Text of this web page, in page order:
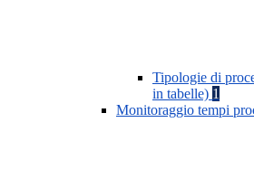
Tipologie di
in tabelle) 1
Monitoraggio tempi